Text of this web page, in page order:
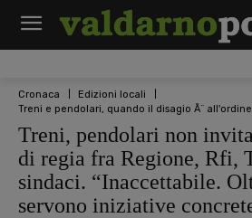
Cronaca
Edizioni locali
Treni e pendolari, quando il disagio Ã¨
Treni, pendolari non
di regia fra Regione, Rfi,
sindaci. “Inaccettabile.
servono iniziative